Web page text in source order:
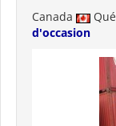
Canada
d'occasion